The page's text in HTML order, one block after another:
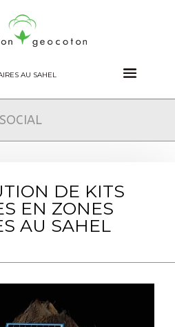
AU SAHEL
SOCIAL
DE KITS
EN ZONES
AU SAHEL